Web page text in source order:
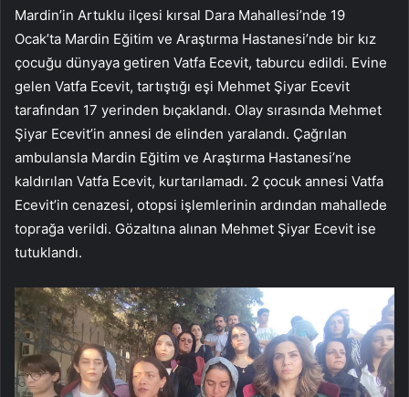
Mardin’in Artuklu ilçesi kırsal Dara Mahallesi’nde 19
Ocak’ta Mardin Eğitim ve Araştırma Hastanesi’nde bir kız
çocuğu dünyaya getiren Vatfa Ecevit, taburcu edildi. Evine
gelen Vatfa Ecevit, tartıştığı eşi Mehmet Şiyar Ecevit
tarafından 17 yerinden bıçaklandı. Olay sırasında Mehmet
Şiyar Ecevit’in annesi de elinden yaralandı. Çağrılan
ambulansla Mardin Eğitim ve Araştırma Hastanesi’ne
kaldırılan Vatfa Ecevit, kurtarılamadı. 2 çocuk annesi Vatfa
Ecevit’in cenazesi, otopsi işlemlerinin ardından mahallede
toprağa verildi. Gözaltına alınan Mehmet Şiyar Ecevit ise
tutuklandı.